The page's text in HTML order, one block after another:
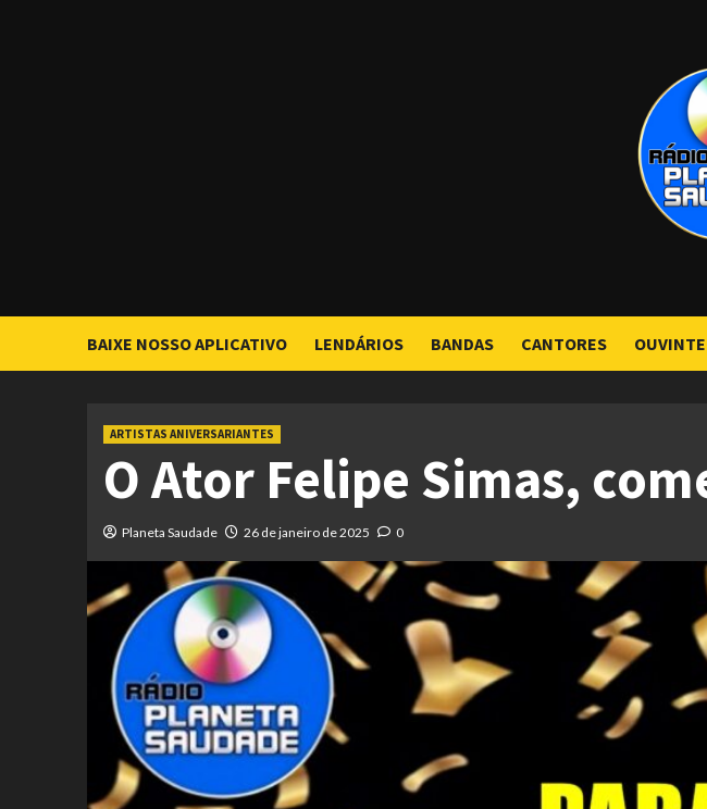
BAIXE NOSSO APLICATIVO LENDÁRIOS BANDAS CANTORES
ARTISTAS ANIVERSARIANTES
O Ator Felipe Simas,
Planeta Saudade 26 de janeiro de 2025 0